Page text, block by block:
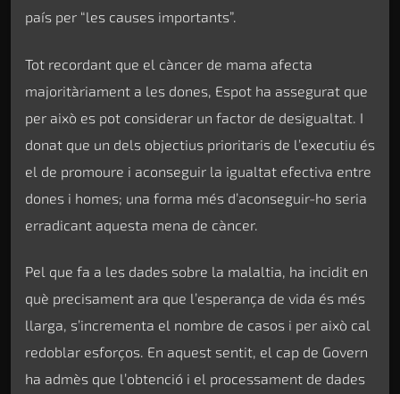
país per “les causes importants”.
Tot recordant que el càncer de mama afecta
majoritàriament a les dones, Espot ha assegurat que
per això es pot considerar un factor de desigualtat. I
donat que un dels objectius prioritaris de l’executiu és
el de promoure i aconseguir la igualtat efectiva entre
dones i homes; una forma més d’aconseguir-ho seria
erradicant aquesta mena de càncer.
Pel que fa a les dades sobre la malaltia, ha incidit en
què precisament ara que l’esperança de vida és més
llarga, s’incrementa el nombre de casos i per això cal
redoblar esforços. En aquest sentit, el cap de Govern
ha admès que l’obtenció i el processament de dades